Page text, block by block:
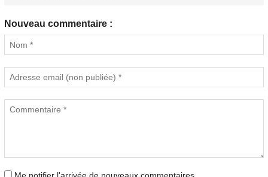
Nouveau commentaire :